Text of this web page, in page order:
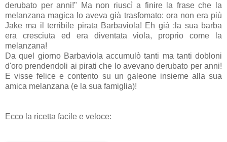
derubato per anni!" Ma non riuscì a finire la frase che la
melanzana magica lo aveva già trasfomato: ora non era più
Jake ma il terribile pirata Barbaviola! Eh già :la sua barba
era cresciuta ed era diventata viola, proprio come la
melanzana!
Da quel giorno Barbaviola accumulò tanti ma tanti dobloni
d'oro prendendoli ai pirati che lo avevano derubato per anni!
E visse felice e contento su un galeone insieme alla sua
amica melanzana (e la sua famiglia)!
Ecco la ricetta facile e veloce: